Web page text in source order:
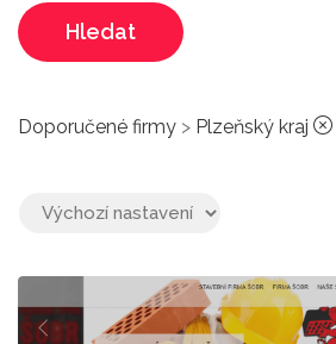
Hledat
Doporučené firmy > Plzeňský kraj